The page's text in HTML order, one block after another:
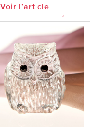
Voir l’article